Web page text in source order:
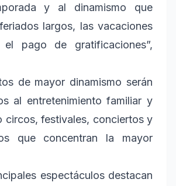
y al dinamismo que
largos, las vacaciones
pago de gratificaciones”,
de mayor dinamismo serán
al entretenimiento familiar y
circos, festivales, conciertos y
que concentran la mayor
espectáculos destacan